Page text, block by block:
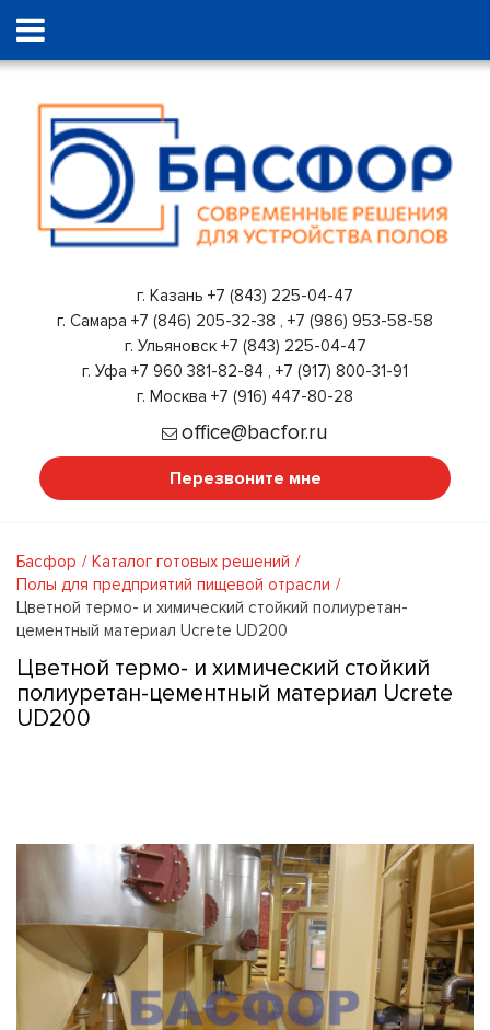
г. Казань +7 (843) 225-04-47
г. Самара +7 (846) 205-32-38 , +7 (986) 953-58-58
г. Ульяновск +7 (843) 225-04-47
г. Уфа +7 960 381-82-84 , +7 (917) 800-31-91
г. Москва +7 (916) 447-80-28
office@bacfor.ru
Перезвоните мне
Басфор
Каталог готовых решений
Полы для предприятий пищевой отрасли
Цветной термо- и химический стойкий полиуретан-
цементный материал Ucrete UD200
Цветной термо- и химический стойкий
полиуретан-цементный материал Ucrete
UD200